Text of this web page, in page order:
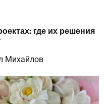
где их решения
Михайлов